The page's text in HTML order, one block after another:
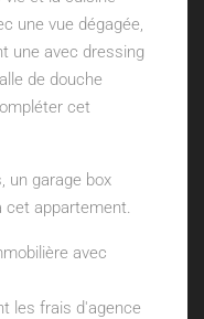
une vue dégagée,
une avec dressing
de douche
cet
un garage box
cet appartement.
avec
les frais d'agence